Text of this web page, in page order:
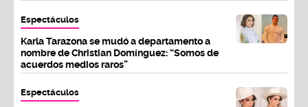
Espectáculos
Karla Tarazona se mudó a departamento a
nombre de Christian Domínguez: “Somos de
acuerdos medios raros”
Espectáculos